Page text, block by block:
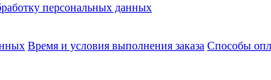
персональных данных
Время и условия выполнения заказа Способы